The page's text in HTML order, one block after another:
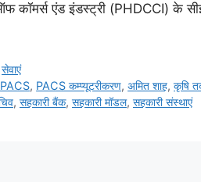
कॉमर्स एंड इंडस्ट्री (PHDCCI) के
सेवाएं
PACS, PACS कम्प्यूटरीकरण,अमित शाह,कृषि
, सहकारी बैंक, सहकारी मॉडल, सहकारी संस्थाएं